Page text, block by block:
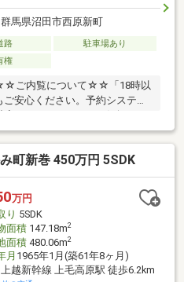
群馬県沼田市西原新町
路
駐車場あり
権
ご内覧について☆☆「18時以
安心ください。予約システム
画道路：有◆建物構造：木・
：136.19㎡◆南側接道：10.6ｍ
町新巻 450万円 5SDK
万円
り 5SDK
面積147.18m2
面積480.06m2
月 1965年1月(築61年8ヶ月)
上越新幹線 上毛高原駅 徒歩6.2km